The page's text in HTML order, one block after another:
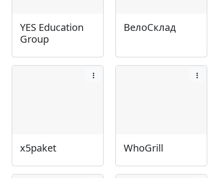
YES Education
Group
ВелоСклад
x5paket WhoGrill